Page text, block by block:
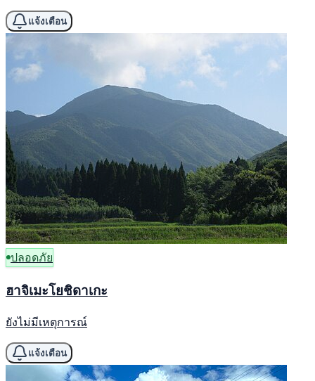
แจ้งเตือน
ปลอดภัย
ฮาจิเมะโยชิดาเกะ
ยังไม่มีเหตุการณ์
แจ้งเตือน